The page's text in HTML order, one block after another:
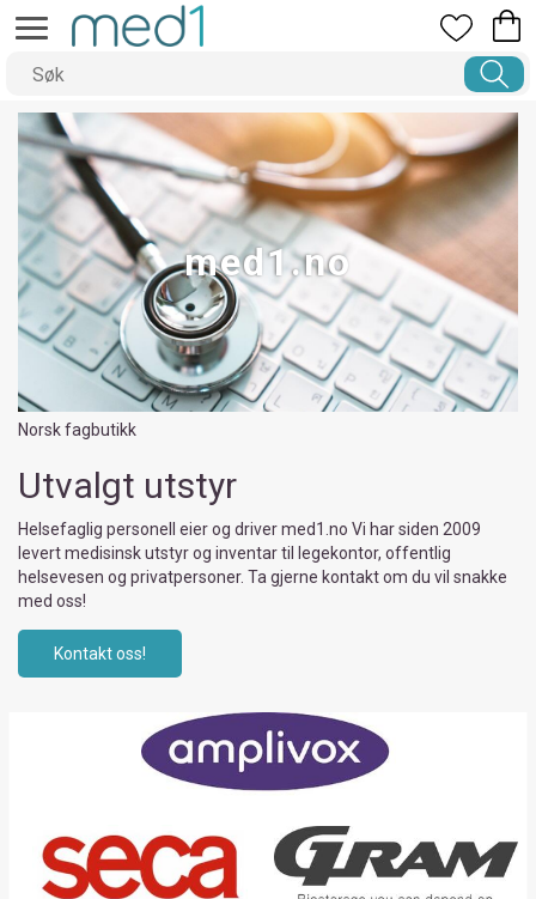
med1.no
Norsk fagbutikk
Utvalgt utstyr
Helsefaglig personell eier og driver med1.no Vi har siden 2009
levert medisinsk utstyr og inventar til legekontor, offentlig
helsevesen og privatpersoner. Ta gjerne kontakt om du vil snakke
med oss!
Kontakt oss!